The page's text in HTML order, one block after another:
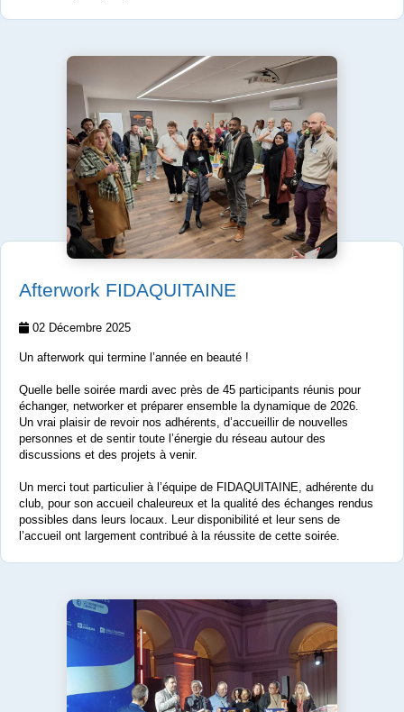
Afterwork FIDAQUITAINE
02 Décembre 2025
Un afterwork qui termine l’année en beauté !
Quelle belle soirée mardi avec près de 45 participants réunis pour
échanger, networker et préparer ensemble la dynamique de 2026.
Un vrai plaisir de revoir nos adhérents, d’accueillir de nouvelles
personnes et de sentir toute l’énergie du réseau autour des
discussions et des projets à venir.
Un merci tout particulier à l’équipe de FIDAQUITAINE, adhérente du
club, pour son accueil chaleureux et la qualité des échanges rendus
possibles dans leurs locaux. Leur disponibilité et leur sens de
l’accueil ont largement contribué à la réussite de cette soirée.